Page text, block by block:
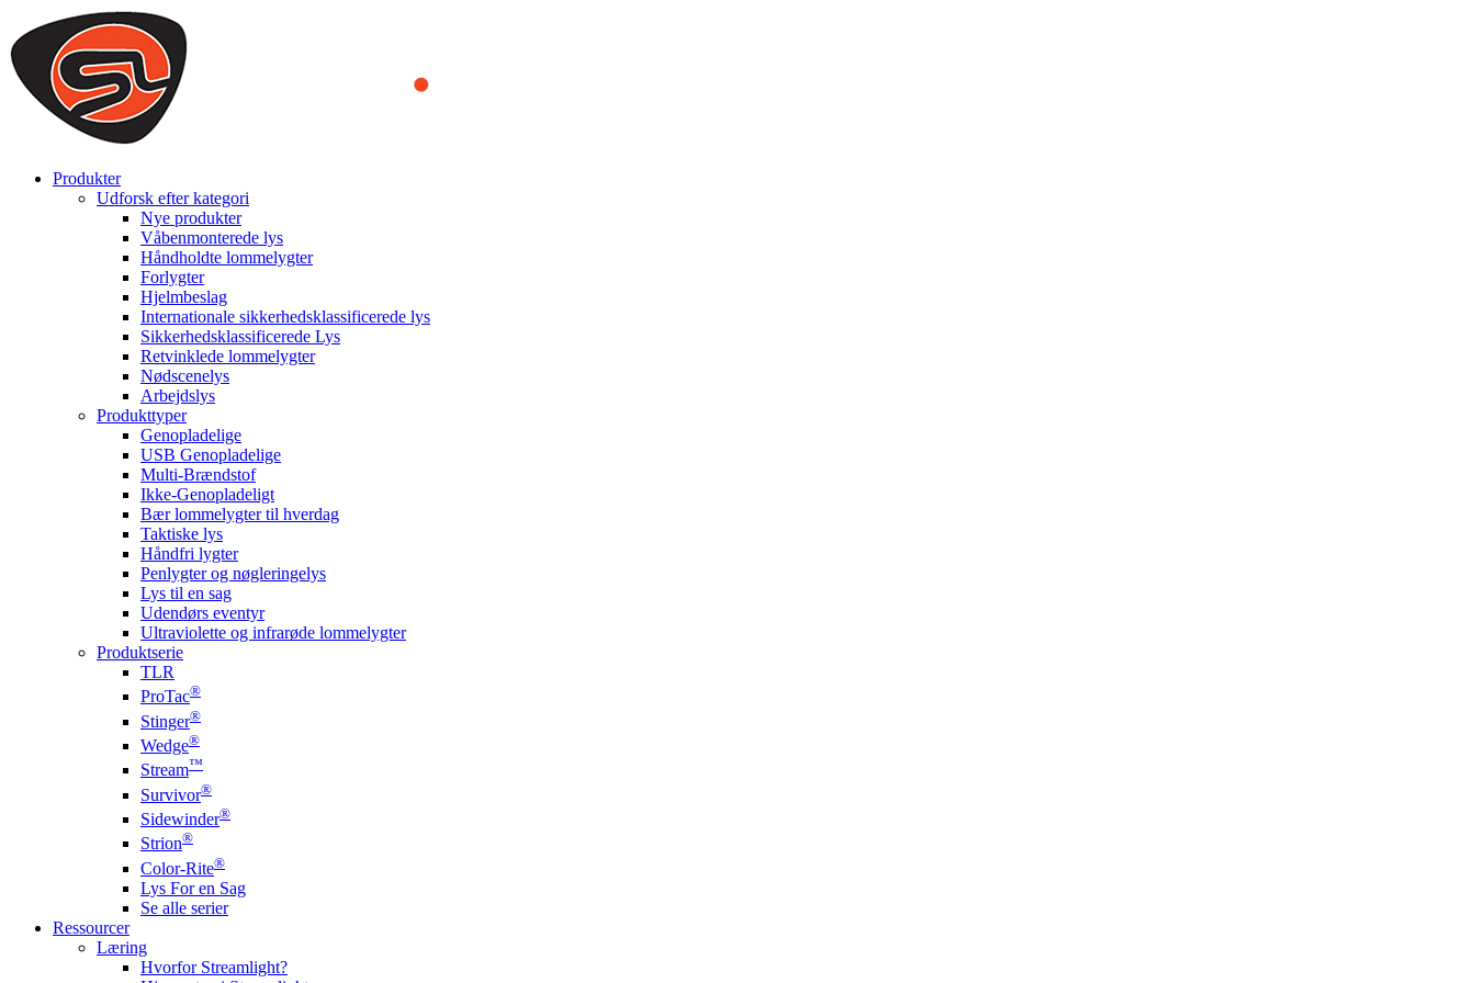
We use cookies to ensure that we provide you the best experience on our website. By continuing to browse this website, you accept that cookies are used to help us analyze how the website is used and to offer
you a better experience. To learn more or to find out how you can disable cookies, you can access our
ACCEPT AND CLOSE
Produkter
Udforsk efter kategori
Nye produkter
Våbenmonterede lys
Håndholdte lommelygter
Forlygter
Hjelmbeslag
Internationale sikkerhedsklassificerede lys
Sikkerhedsklassificerede Lys
Retvinklede lommelygter
Nødscenelys
Arbejdslys
Produkttyper
Genopladelige
USB Genopladelige
Multi-Brændstof
Ikke-Genopladeligt
Bær lommelygter til hverdag
Taktiske lys
Håndfri lygter
Penlygter og nøgleringelys
Lys til en sag
Udendørs eventyr
Ultraviolette og infrarøde lommelygter
Produktserie
TLR
ProTac®
Stinger®
Wedge®
Stream™
Survivor®
Sidewinder®
Strion®
Color-Rite®
Lys For en Sag
Se alle serier
Ressourcer
Læring
Hvorfor Streamlight?